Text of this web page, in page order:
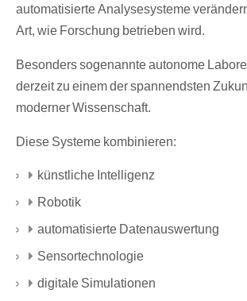
automatisierte Analysesysteme
Art, wie Forschung betrieben wird.
Besonders sogenannte autonome
derzeit zu einem der spannendsten
moderner Wissenschaft.
Diese Systeme kombinieren:
künstliche Intelligenz
Robotik
automatisierte Datenauswertung
Sensortechnologie
digitale Simulationen